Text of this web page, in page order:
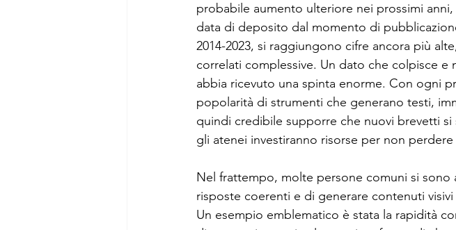
probabile aumento ulteriore nei prossimi
data di deposito dal momento di
2014-2023, si raggiungono cifre ancora più
correlati complessive. Un dato che colpisce
abbia ricevuto una spinta enorme. Con ogni
popolarità di strumenti che generano testi,
quindi credibile supporre che nuovi brevetti
gli atenei investiranno risorse per non
Nel frattempo, molte persone comuni si sono
risposte coerenti e di generare contenuti
Un esempio emblematico è stata la rapidità